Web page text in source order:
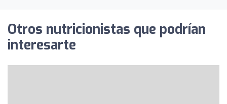
Otros nutricionistas que podrían
interesarte